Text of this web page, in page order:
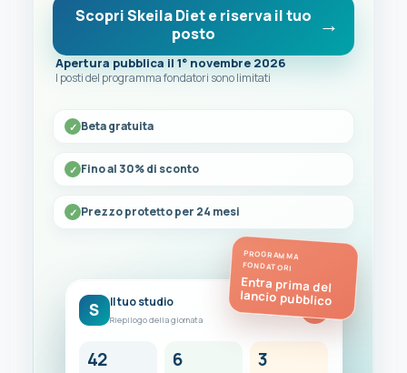
Scopri Skeila Diet e riserva il tuo
posto
Apertura pubblica il 1° novembre 2026
I posti del programma fondatori sono limitati
Beta gratuita
Fino al 30% di sconto
Prezzo protetto per 24 mesi
PROGRAMMA
FONDATORI
Entra prima del
lancio pubblico
S Il tuo studio
Riepilogo della giornata
FC
42 6 3